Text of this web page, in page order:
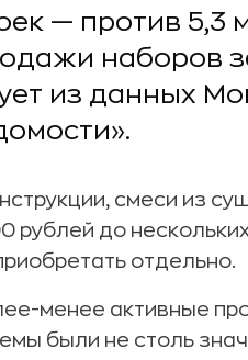
— против 5,3
наборов
из данных
смеси из
рублей до
отдельно.
менее активные
были не столь